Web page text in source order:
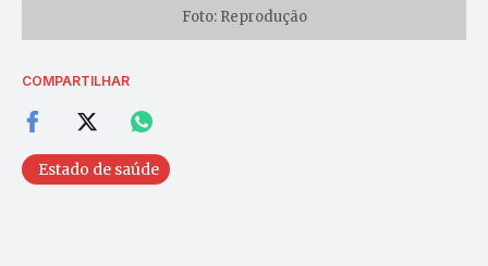
Foto: Reprodução
COMPARTILHAR
Estado de saúde